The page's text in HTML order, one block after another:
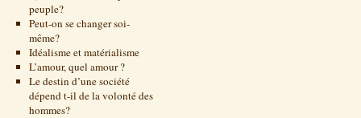
peuple?
Peut-on se changer soi-
même?
Idéalisme et matérialisme
L’amour, quel amour ?
Le destin d’une société
dépend t-il de la volonté des
hommes?